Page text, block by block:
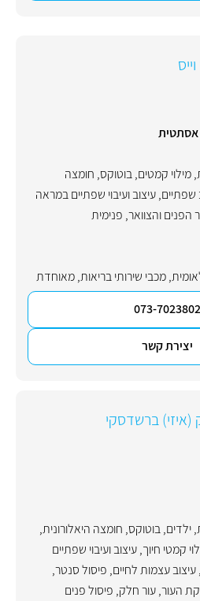
אסתטית
,מילוי קמטים,בוטוקס, חומצה
שפתיים,עיצוב ועיבוי שפתיים במראה
הפנים והצוואר, פנימית
,מכבי שירותי בריאות,מאוחדת
073-7023802
יצירת קשר
(איזי) ברשדסקי
,ילדים,בוטוקס, חומצה היאלורונית,
קמטי חיוך,עיצוב ועיבוי שפתיים
,עיצוב עצמות לחיים, פיסול סנטר,
העור,עור חלק, פיסול פנים